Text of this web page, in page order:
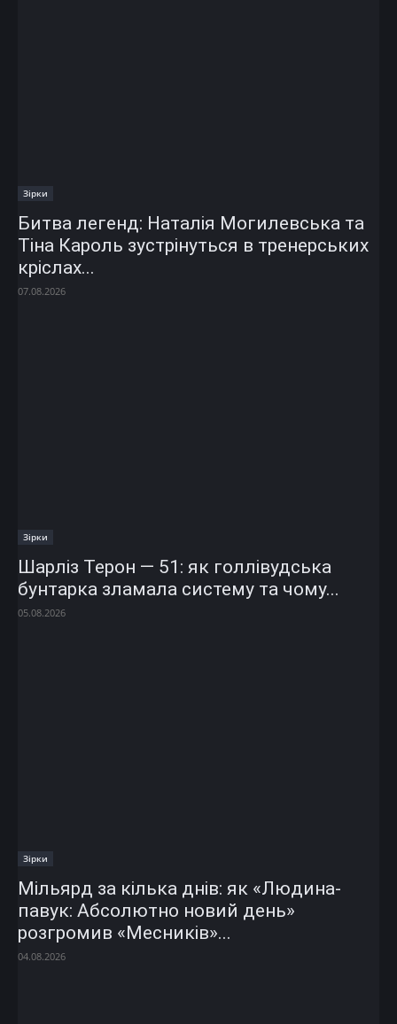
Зірки
Битва легенд: Наталія Могилевська та
Тіна Кароль зустрінуться в тренерських
кріслах...
07.08.2026
Зірки
Шарліз Терон — 51: як голлівудська
бунтарка зламала систему та чому...
05.08.2026
Зірки
Мільярд за кілька днів: як «Людина-
павук: Абсолютно новий день»
розгромив «Месників»...
04.08.2026